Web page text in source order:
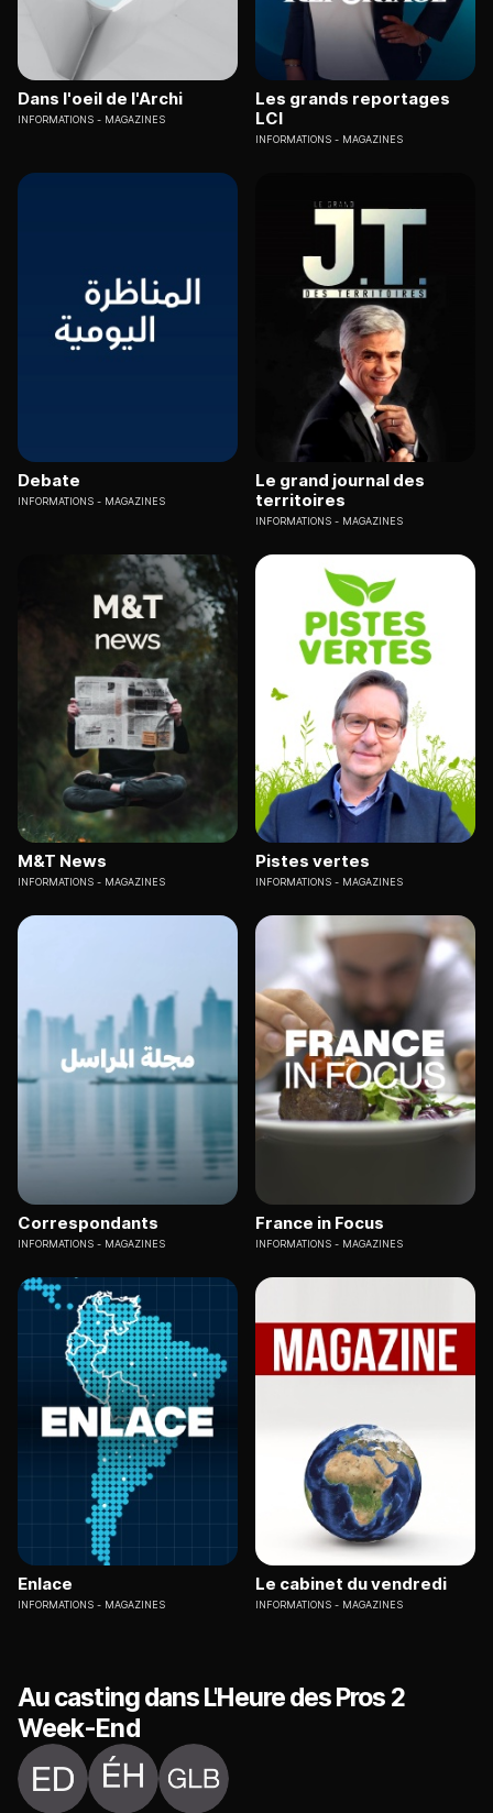
Dans l'oeil de l'Archi
INFORMATIONS MAGAZINES
Les grands reportages
LCI
INFORMATIONS MAGAZINES
Debate
INFORMATIONS MAGAZINES
Le grand journal des
territoires
INFORMATIONS MAGAZINES
M&T News
INFORMATIONS MAGAZINES
Pistes vertes
INFORMATIONS MAGAZINES
Correspondants
INFORMATIONS MAGAZINES
France in Focus
INFORMATIONS MAGAZINES
Enlace
INFORMATIONS MAGAZINES
Le cabinet du vendredi
INFORMATIONS MAGAZINES
Au casting dans L'Heure des Pros 2
Week-End